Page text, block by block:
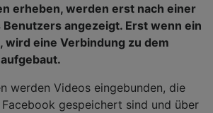
erheben, werden erst nach einer
angezeigt. Erst wenn ein
wird eine Verbindung zu dem
werden Videos eingebunden, die
gespeichert sind und über